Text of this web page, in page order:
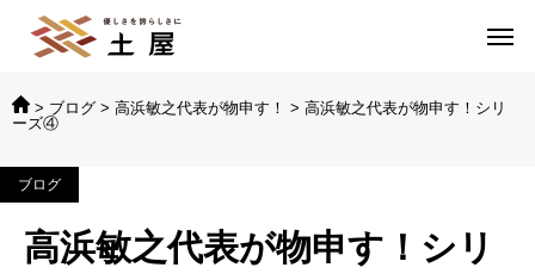
> ブログ > 高浜敏之代表が物申す！ > 高浜敏之代表が物申す！シリ
ーズ④
ブログ
高浜敏之代表が物申す！シリ